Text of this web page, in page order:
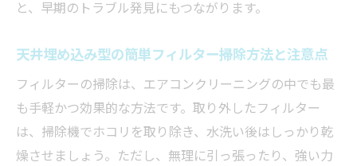
と、早期のトラブル発見にもつながります。
天井埋め込み型の簡単フィルター掃除方法と注意点
フィルターの掃除は、エアコンクリーニングの中でも最
も手軽かつ効果的な方法です。取り外したフィルター
は、掃除機でホコリを取り除き、水洗い後はしっかり乾
燥させましょう。ただし、無理に引っ張ったり、強い力